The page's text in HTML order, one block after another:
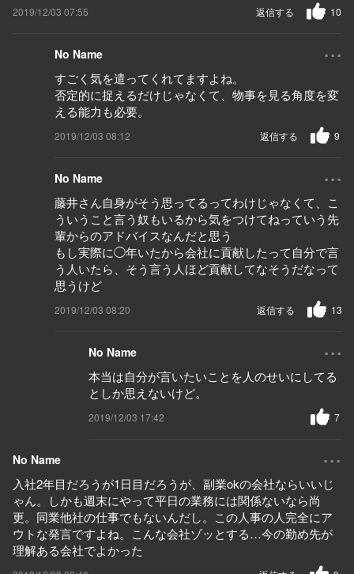
2019/12/03 07:55 10
返信する
No Name ...
すごく気を遣ってくれてますよね。
否定的に捉えるだけじゃなくて、物事を見る角度を変
える能力も必要。
2019/12/03 08:12 9
返信する
No Name ...
藤井さん自身がそう思ってるってわけじゃなくて、こ
ういうこと言う奴もいるから気をつけてねっていう先
輩からのアドバイスなんだと思う
もし実際に◯年いたから会社に貢献したって自分で言
う人いたら、そう言う人ほど貢献してなそうだなって
思うけど
2019/12/03 08:20 13
返信する
No Name ...
本当は自分が言いたいことを人のせいにしてる
としか思えないけど。
2019/12/03 17:42 7
No Name ...
入社2年目だろうが1日目だろうが、副業okの会社ならいいじ
ゃん。しかも週末にやって平日の業務には関係ないなら尚
更。同業他社の仕事でもないんだし。この人事の人完全にア
ウトな発言ですよね。こんな会社ゾッとする…今の勤め先が
理解ある会社でよかった